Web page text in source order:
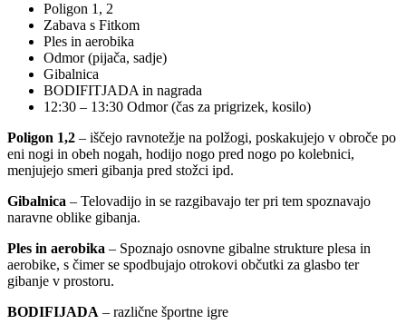
Poligon 1, 2
Zabava s Fitkom
Ples in aerobika
Odmor (pijača, sadje)
Gibalnica
BODIFITJADA in nagrada
12:30 – 13:30 Odmor (čas za prigrizek, kosilo)
Poligon 1,2 – iščejo ravnotežje na polžogi, poskakujejo v obroče po
eni nogi in obeh nogah, hodijo nogo pred nogo po kolebnici,
menjujejo smeri gibanja pred stožci ipd.
Gibalnica – Telovadijo in se razgibavajo ter pri tem spoznavajo
naravne oblike gibanja.
Ples in aerobika – Spoznajo osnovne gibalne strukture plesa in
aerobike, s čimer se spodbujajo otrokovi občutki za glasbo ter
gibanje v prostoru.
BODIFIJADA – različne športne igre